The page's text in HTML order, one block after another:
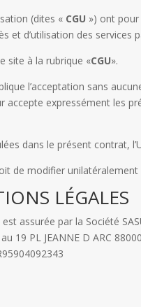
(dites « CGU ») ont
et d’utilisation des services
site à la rubrique «CGU».
l’acceptation sans
accepte expressément les
dans le présent contrat,
de modifier
LÉGALES
est assurée par la Société
19 PL JEANNE D ARC